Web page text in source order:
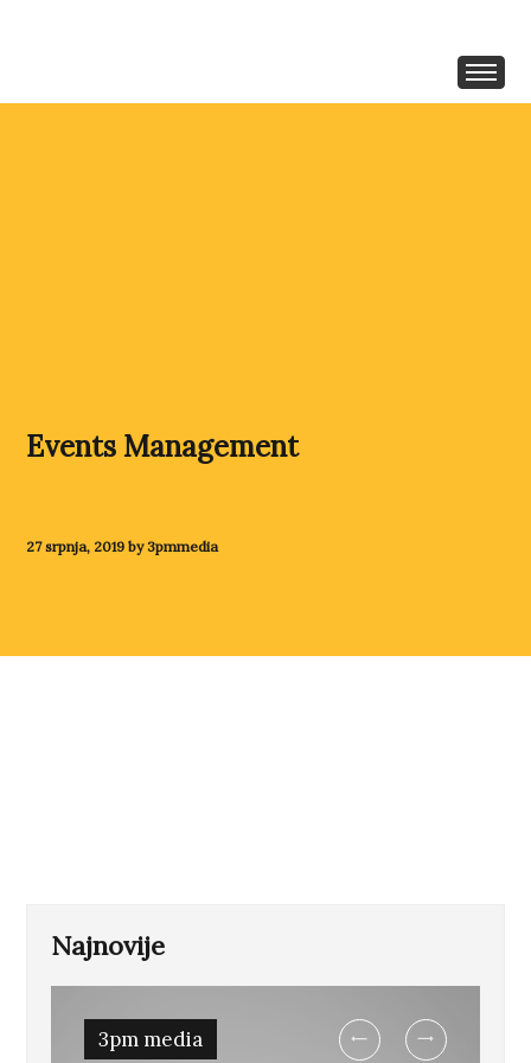
Events Management
27 srpnja, 2019 by 3pmmedia
Najnovije
Previ
3pm media
2022
arena
koncert
Next